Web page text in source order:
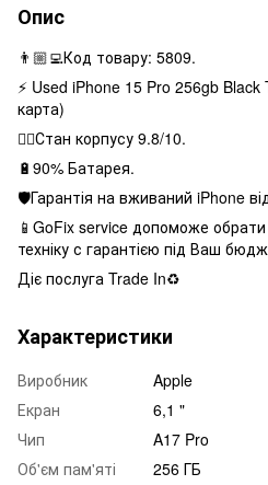
Опис
👨🏼‍💻Код товару: 5809.
⚡️ Used iPhone 15 Pro 256gb Black
карта)
👌🏻Стан корпусу 9.8/10.
🔋90% Батарея.
🛡Гарантія на вживаний iPhone
📱GoFix service допоможе
техніку с гарантією під Ваш
Діє послуга
Характеристики
Виробник
Apple
Екран
6,1 "
Чип
A17 Pro
Об'єм пам'яті
256 ГБ